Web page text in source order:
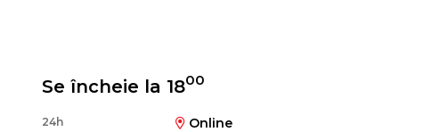
Regia și coregrafia
Wim Vandekeybus
Se încheie la 1800
24h Online